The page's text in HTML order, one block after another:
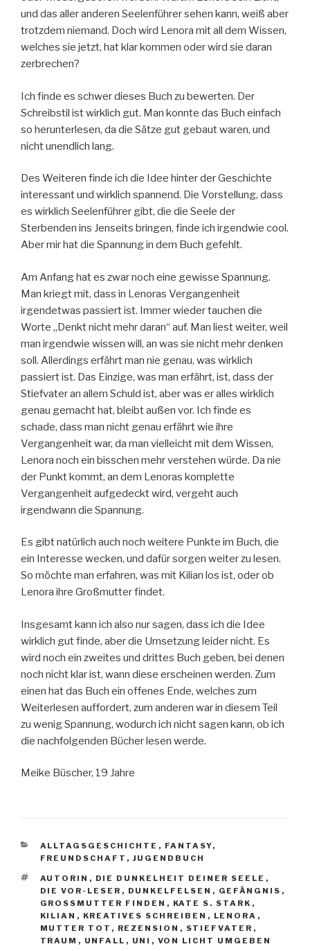
und das aller anderen Seelenführer sehen kann, weiß aber
trotzdem niemand. Doch wird Lenora mit all dem Wissen,
welches sie jetzt, hat klar kommen oder wird sie daran
zerbrechen?
Ich finde es schwer dieses Buch zu bewerten. Der
Schreibstil ist wirklich gut. Man konnte das Buch einfach
so herunterlesen, da die Sätze gut gebaut waren, und
nicht unendlich lang.
Des Weiteren finde ich die Idee hinter der Geschichte
interessant und wirklich spannend. Die Vorstellung, dass
es wirklich Seelenführer gibt, die die Seele der
Sterbenden ins Jenseits bringen, finde ich irgendwie cool.
Aber mir hat die Spannung in dem Buch gefehlt.
Am Anfang hat es zwar noch eine gewisse Spannung.
Man kriegt mit, dass in Lenoras Vergangenheit
irgendetwas passiert ist. Immer wieder tauchen die
Worte „Denkt nicht mehr daran“ auf. Man liest weiter, weil
man irgendwie wissen will, an was sie nicht mehr denken
soll. Allerdings erfährt man nie genau, was wirklich
passiert ist. Das Einzige, was man erfährt, ist, dass der
Stiefvater an allem Schuld ist, aber was er alles wirklich
genau gemacht hat, bleibt außen vor. Ich finde es
schade, dass man nicht genau erfährt wie ihre
Vergangenheit war, da man vielleicht mit dem Wissen,
Lenora noch ein bisschen mehr verstehen würde. Da nie
der Punkt kommt, an dem Lenoras komplette
Vergangenheit aufgedeckt wird, vergeht auch
irgendwann die Spannung.
Es gibt natürlich auch noch weitere Punkte im Buch, die
ein Interesse wecken, und dafür sorgen weiter zu lesen.
So möchte man erfahren, was mit Kilian los ist, oder ob
Lenora ihre Großmutter findet.
Insgesamt kann ich also nur sagen, dass ich die Idee
wirklich gut finde, aber die Umsetzung leider nicht. Es
wird noch ein zweites und drittes Buch geben, bei denen
noch nicht klar ist, wann diese erscheinen werden. Zum
einen hat das Buch ein offenes Ende, welches zum
Weiterlesen auffordert, zum anderen war in diesem Teil
zu wenig Spannung, wodurch ich nicht sagen kann, ob ich
die nachfolgenden Bücher lesen werde.
Meike Büscher, 19 Jahre
KATEGORIEN
ALLTAGSGESCHICHTE , FANTASY,
FREUNDSCHAFT , JUGENDBUCH
SCHLAGWÖRTER
AUTORIN , DIE DUNKELHEIT DEINER SEELE ,
DIE VOR-LESER , DUNKELFELSEN , GEFÄNGNIS ,
GROSSMUTTER FINDEN
, KATE S. STARK ,
KILIAN , KREATIVES SCHREIBEN , LENORA ,
MUTTER TOT , REZENSION , STIEFVATER ,
TRAUM , UNFALL , UNI , VON LICHT UMGEBEN